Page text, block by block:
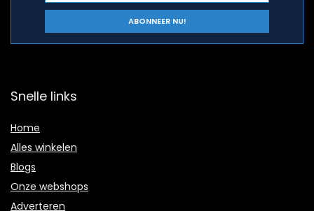
Snelle links
Home
Alles winkelen
Blogs
Onze webshops
Adverteren